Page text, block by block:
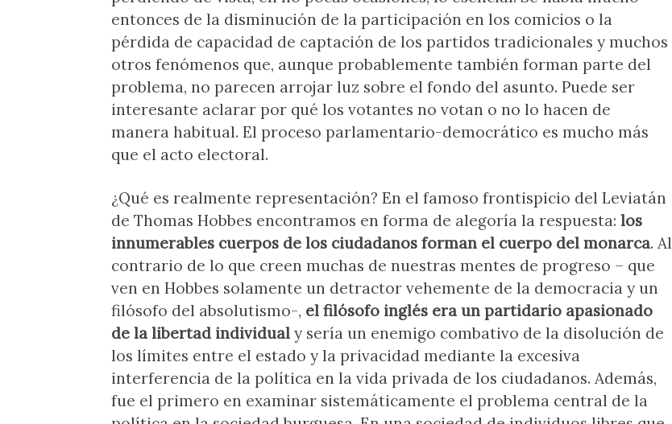
entonces de la disminución de la participación en los comicios o la
pérdida de capacidad de captación de los partidos tradicionales y muchos
otros fenómenos que, aunque probablemente también forman parte del
problema, no parecen arrojar luz sobre el fondo del asunto. Puede ser
interesante aclarar por qué los votantes no votan o no lo hacen de
manera habitual. El proceso parlamentario-democrático es mucho más
que el acto electoral.
¿Qué es realmente representación? En el famoso frontispicio del Leviatán
de Thomas Hobbes encontramos en forma de alegoría la respuesta: los
innumerables cuerpos de los ciudadanos forman el cuerpo del monarca. Al
contrario de lo que creen muchas de nuestras mentes de progreso – que
ven en Hobbes solamente un detractor vehemente de la democracia y un
filósofo del absolutismo-, el filósofo inglés era un partidario apasionado
de la libertad individual y sería un enemigo combativo de la disolución de
los límites entre el estado y la privacidad mediante la excesiva
interferencia de la política en la vida privada de los ciudadanos. Además,
fue el primero en examinar sistemáticamente el problema central de la